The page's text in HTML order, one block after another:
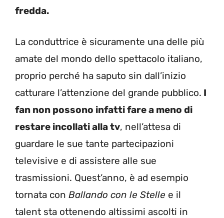
fredda.
La conduttrice è sicuramente una delle più
amate del mondo dello spettacolo italiano,
proprio perché ha saputo sin dall’inizio
catturare l’attenzione del grande pubblico. I
fan non possono infatti fare a meno di
restare incollati alla tv, nell’attesa di
guardare le sue tante partecipazioni
televisive e di assistere alle sue
trasmissioni. Quest’anno, è ad esempio
tornata con Ballando con le Stelle e il
talent sta ottenendo altissimi ascolti in